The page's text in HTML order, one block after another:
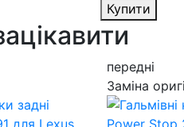
Купити
передні
Заміна